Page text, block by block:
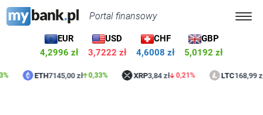
Portal finansowy
EUR
4,2996 zł
USD
3,7222 zł
CHF
4,6008 zł
GBP
5,0191 zł
ETH7145,00 zł 0,33% XRP3,84 zł 0,21% LTC 168,99 zł